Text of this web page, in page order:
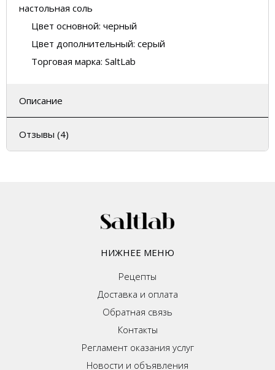
настольная соль
Цвет основной: черный
Цвет дополнительный: серый
Торговая марка: SaltLab
Описание
Отзывы (4)
НИЖНЕЕ МЕНЮ
Рецепты
Доставка и оплата
Обратная связь
Контакты
Регламент оказания услуг
Новости и объявления